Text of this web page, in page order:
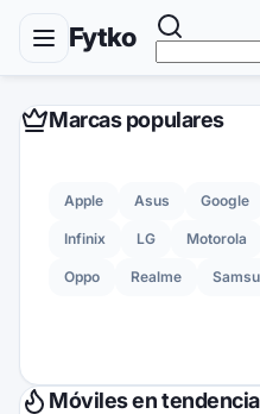
Fytko
Marcas populares
Apple Asus Google
Infinix LG Motorola
Oppo Realme
Móviles en tendencia